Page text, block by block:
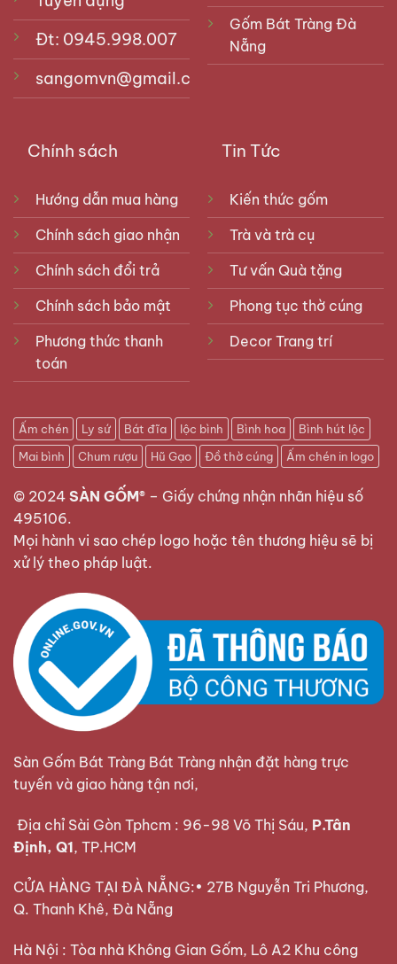
Đt: 0945.998.007
sangomvn@gmail.com
Gốm Bát Tràng Đà
Nẵng
Chính sách
Hướng dẫn mua hàng
Chính sách giao nhận
Chính sách đổi trả
Chính sách bảo mật
Phương thức thanh
toán
Tin Tức
Kiến thức gốm
Trà và trà cụ
Tư vấn Quà tặng
Phong tục thờ cúng
Decor Trang trí
Ấm chén Ly sứ Bát đĩa lộc bình Bình hoa
Bình hút lộc
Mai bình
Chum rượu Hũ Gạo Đồ thờ cúng Ấm chén in logo
© 2024 SÀN GỐM® – Giấy chứng nhận nhãn hiệu số
495106.
Mọi hành vi sao chép logo hoặc tên thương hiệu sẽ bị
xử lý theo pháp luật.
Sàn Gốm Bát Tràng Bát Tràng nhận đặt hàng trực
tuyến và giao hàng tận nơi,
Địa chỉ Sài Gòn Tphcm : 96-98 Võ Thị Sáu, P.Tân
Định, Q1, TP.HCM
CỬA HÀNG TẠI ĐÀ NẴNG:• 27B Nguyễn Tri Phương,
Q. Thanh Khê, Đà Nẵng
Hà Nội : Tòa nhà Không Gian Gốm, Lô A2 Khu công